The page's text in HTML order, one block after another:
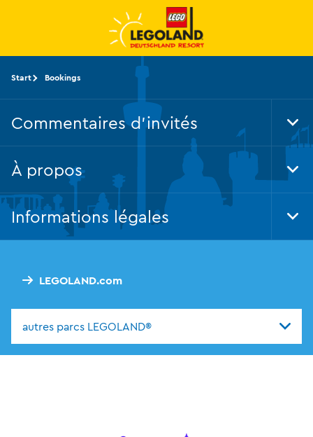
content
LEGOLAND.com
autres parcs LEGOLAND®
Start Bookings
Commentaires d'invités
À propos
Informations légales